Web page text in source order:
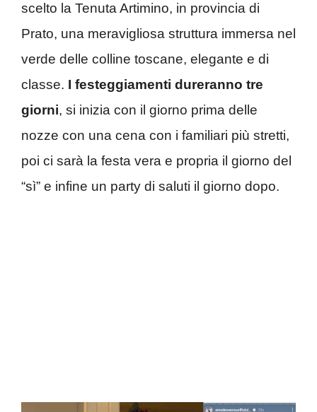
scelto la Tenuta Artimino, in provincia di
Prato, una meravigliosa struttura immersa nel
verde delle colline toscane, elegante e di
classe. I festeggiamenti dureranno tre
giorni, si inizia con il giorno prima delle
nozze con una cena con i familiari più stretti,
poi ci sarà la festa vera e propria il giorno del
“sì” e infine un party di saluti il giorno dopo.